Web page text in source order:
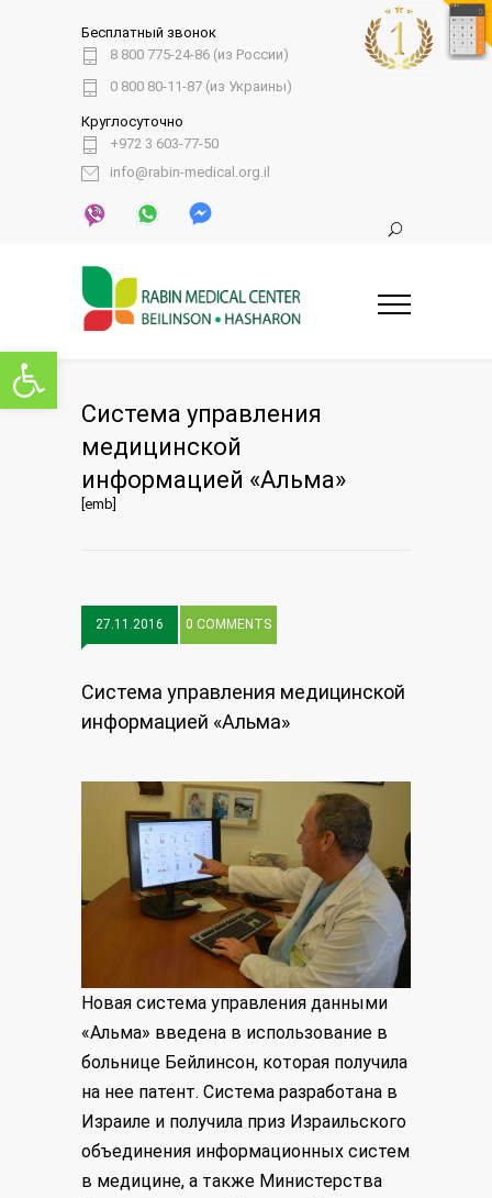
Открыть панель инструментов
Бесплатный звонок
8 800 775-24-86 (из России)
0 800 80-11-87 (из Украины)
Круглосуточно
+972 3 603-77-50
info@rabin-medical.org.il
Система управления
медицинской
информацией «Альма»
[emb]
27.11.2016 0 COMMENTS
Система управления медицинской
информацией «Альма»
Новая система управления данными
«Альма» введена в использование в
больнице Бейлинсон, которая получила
на нее патент. Система разработана в
Израиле и получила приз Израильского
объединения информационных систем
в медицине, а также Министерства